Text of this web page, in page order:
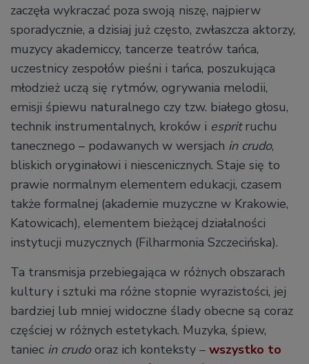
zaczęła wykraczać poza swoją niszę, najpierw
sporadycznie, a dzisiaj już często, zwłaszcza aktorzy,
muzycy akademiccy, tancerze teatrów tańca,
uczestnicy zespołów pieśni i tańca, poszukująca
młodzież uczą się rytmów, ogrywania melodii,
emisji śpiewu naturalnego czy tzw. białego głosu,
technik instrumentalnych, kroków i espritruchu
tanecznego – podawanych w wersjach in crudo,
bliskich oryginałowi i niescenicznych. Staje się to
prawie normalnym elementem edukacji, czasem
także formalnej (akademie muzyczne w Krakowie,
Katowicach), elementem bieżącej działalności
instytucji muzycznych (Filharmonia Szczecińska).
Ta transmisja przebiegająca w różnych obszarach
kultury i sztuki ma różne stopnie wyrazistości, jej
bardziej lub mniej widoczne ślady obecne są coraz
częściej w różnych estetykach. Muzyka, śpiew,
taniec in crudooraz ich konteksty – wszystko to